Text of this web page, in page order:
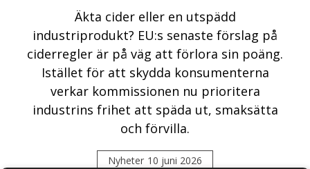
Äkta cider eller en utspädd
industriprodukt? EU:s senaste förslag på
ciderregler är på väg att förlora sin poäng.
Istället för att skydda konsumenterna
verkar kommissionen nu prioritera
industrins frihet att späda ut, smaksätta
och förvilla.
Nyheter 10 juni 2026